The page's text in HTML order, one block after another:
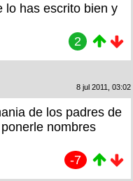
lo has escrito bien y
2
8 jul 2011, 03:02
de los padres de
nombres
-7